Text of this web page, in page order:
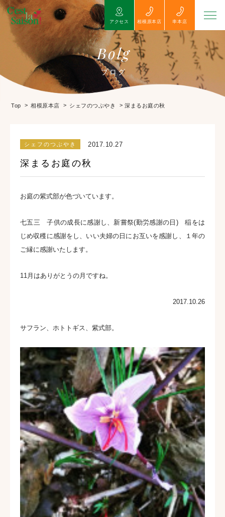
アクセス 相模原本店 串本店
Bolg
ブログ
Top > 相模原本店 > シェフのつぶやき >深まるお庭の秋
シェフのつぶやき 2017.10.27
深まるお庭の秋
お庭の紫式部が色づいています。
七五三 子供の成長に感謝し、新嘗祭(勤労感謝の日) 稲をは
じめ収穫に感謝をし、いい夫婦の日にお互いを感謝し、１年の
ご縁に感謝いたします。
11月はありがとうの月ですね。
2017.10.26
サフラン、ホトトギス、紫式部。